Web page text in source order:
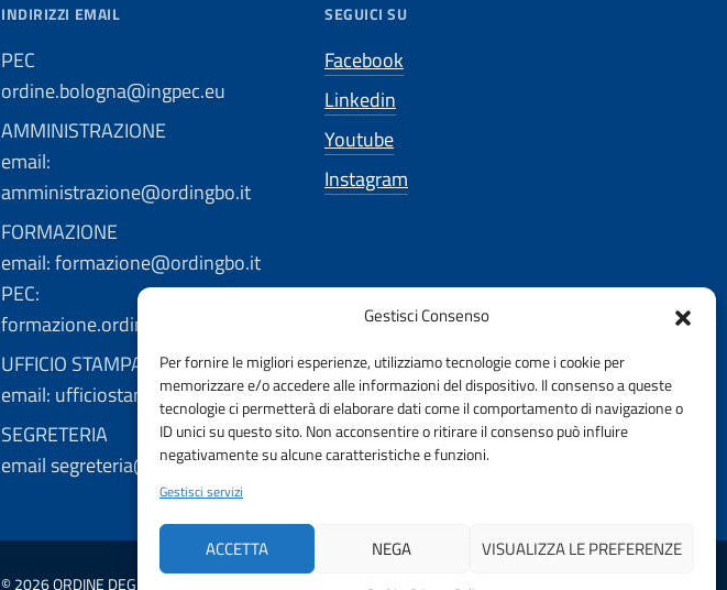
Gestisci Consenso
Per fornire le migliori esperienze, utilizziamo tecnologie come i cookie per
memorizzare e/o accedere alle informazioni del dispositivo. Il consenso a queste
tecnologie ci permetterà di elaborare dati come il comportamento di navigazione o
ID unici su questo sito. Non acconsentire o ritirare il consenso può influire
negativamente su alcune caratteristiche e funzioni.
Gestisci servizi
ACCETTA NEGA VISUALIZZA LE PREFERENZE
INDIRIZZI EMAIL
PEC
ordine.bologna@ingpec.eu
AMMINISTRAZIONE
email:
amministrazione@ordingbo.it
FORMAZIONE
email: formazione@ordingbo.it
PEC:
formazione.ordingbo@ingpec.eu
UFFICIO STAMPA
email: ufficiostampa@ordingbo.it
SEGRETERIA
email segreteria@ordingbo.it
SEGUICI SU
Facebook
Linkedin
Youtube
Instagram
© 2026 ORDINE DEGLI INGEGNERI DELLA PROVINCIA DI BOLOGNA | FONDAZIONE CNI